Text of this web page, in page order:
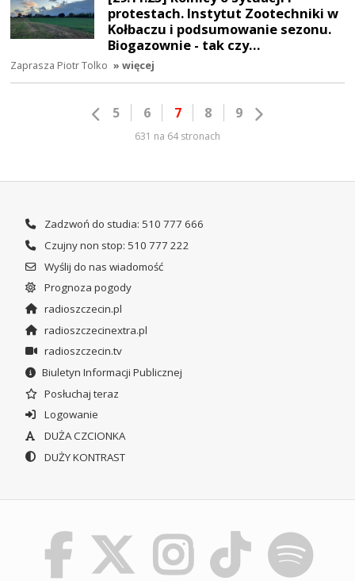
protestach. Instytut Zootechniki w
Kołbaczu i podsumowanie sezonu.
Biogazownie - tak czy…
Zaprasza Piotr Tolko » więcej
5 6 7 8 9
631 na 64 stronach
Zadzwoń do studia: 510 777 666
Czujny non stop: 510 777 222
Wyślij do nas wiadomość
Prognoza pogody
radioszczecin.pl
radioszczecinextra.pl
radioszczecin.tv
Biuletyn Informacji Publicznej
Posłuchaj teraz
Logowanie
DUŻA CZCIONKA
DUŻY KONTRAST